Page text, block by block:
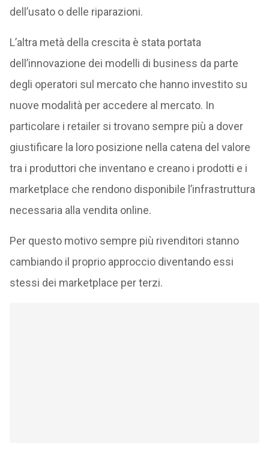
dell’usato o delle riparazioni.
L’altra metà della crescita è stata portata
dell’innovazione dei modelli di business da parte
degli operatori sul mercato che hanno investito su
nuove modalità per accedere al mercato. In
particolare i retailer si trovano sempre più a dover
giustificare la loro posizione nella catena del valore
tra i produttori che inventano e creano i prodotti e i
marketplace che rendono disponibile l’infrastruttura
necessaria alla vendita online.
Per questo motivo sempre più rivenditori stanno
cambiando il proprio approccio diventando essi
stessi dei marketplace per terzi.